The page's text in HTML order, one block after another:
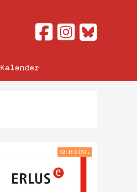
Kalender
WERBUNG